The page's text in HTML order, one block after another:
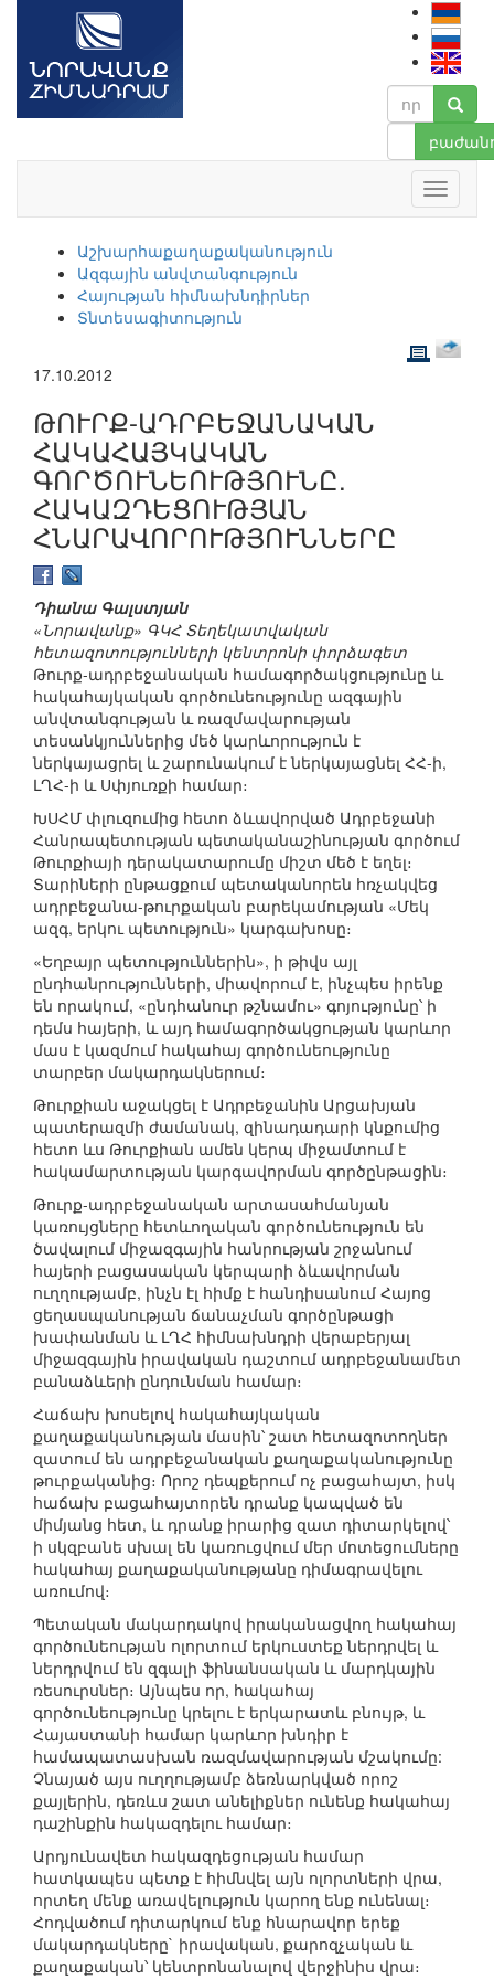
Աշխարհաքաղաքականություն
Ազգային անվտանգություն
Հայության հիմնախնդիրներ
Տնտեսագիտություն
17.10.2012
ԹՈՒՐՔ-ԱԴՐԲԵՋԱՆԱԿԱՆ
ՀԱԿԱՀԱՅԿԱԿԱՆ
ԳՈՐԾՈՒՆԵՈՒԹՅՈՒՆԸ.
ՀԱԿԱԶԴԵՑՈՒԹՅԱՆ
ՀՆԱՐԱՎՈՐՈՒԹՅՈՒՆՆԵՐԸ
Դիանա Գալստյան
«Նորավանք» ԳԿՀ Տեղեկատվական
հետազոտությունների կենտրոնի փորձագետ
Թուրք-ադրբեջանական համագործակցությունը և
հակահայկական գործունեությունը ազգային
անվտանգության և ռազմավարության
տեսանկյուններից մեծ կարևորություն է
ներկայացրել և շարունակում է ներկայացնել ՀՀ-ի,
ԼՂՀ-ի և Սփյուռքի համար։
ԽՍՀՄ փլուզումից հետո ձևավորված Ադրբեջանի
Հանրապետության պետականաշինության գործում
Թուրքիայի դերակատարումը միշտ մեծ է եղել։
Տարիների ընթացքում պետականորեն հռչակվեց
ադրբեջանա-թուրքական բարեկամության «Մեկ
ազգ, երկու պետություն» կարգախոսը։
«Եղբայր պետություններին», ի թիվս այլ
ընդհանրությունների, միավորում է, ինչպես իրենք
են որակում, «ընդհանուր թշնամու» գոյությունը՝ ի
դեմս հայերի, և այդ համագործակցության կարևոր
մաս է կազմում հակահայ գործունեությունը
տարբեր մակարդակներում։
Թուրքիան աջակցել է Ադրբեջանին Արցախյան
պատերազմի ժամանակ, զինադադարի կնքումից
հետո ևս Թուրքիան ամեն կերպ միջամտում է
հակամարտության կարգավորման գործընթացին։
Թուրք-ադրբեջանական արտասահմանյան
կառույցները հետևողական գործունեություն են
ծավալում միջազգային հանրության շրջանում
հայերի բացասական կերպարի ձևավորման
ուղղությամբ, ինչն էլ հիմք է հանդիսանում Հայոց
ցեղասպանության ճանաչման գործընթացի
խափանման և ԼՂՀ հիմնախնդրի վերաբերյալ
միջազգային իրավական դաշտում ադրբեջանամետ
բանաձևերի ընդունման համար։
Հաճախ խոսելով հակահայկական
քաղաքականության մասին՝ շատ հետազոտողներ
զատում են ադրբեջանական քաղաքականությունը
թուրքականից։ Որոշ դեպքերում ոչ բացահայտ, իսկ
հաճախ բացահայտորեն դրանք կապված են
միմյանց հետ, և դրանք իրարից զատ դիտարկելով՝
ի սկզբանե սխալ են կառուցվում մեր մոտեցումները
հակահայ քաղաքականությանը դիմագրավելու
առումով։
Պետական մակարդակով իրականացվող հակահայ
գործունեության ոլորտում երկուստեք ներդրվել և
ներդրվում են զգալի ֆինանսական և մարդկային
ռեսուրսներ։ Այնպես որ, հակահայ
գործունեությունը կրելու է երկարատև բնույթ, և
Հայաստանի համար կարևոր խնդիր է
համապատասխան ռազմավարության մշակումը:
Չնայած այս ուղղությամբ ձեռնարկված որոշ
քայլերին, դեռևս շատ անելիքներ ունենք հակահայ
դաշինքին հակազդելու համար։
Արդյունավետ հակազդեցության համար
հատկապես պետք է հիմնվել այն ոլորտների վրա,
որտեղ մենք առավելություն կարող ենք ունենալ։
Հոդվածում դիտարկում ենք հնարավոր երեք
մակարդակները` իրավական, քարոզչական և
քաղաքական՝ կենտրոնանալով վերջինիս վրա։